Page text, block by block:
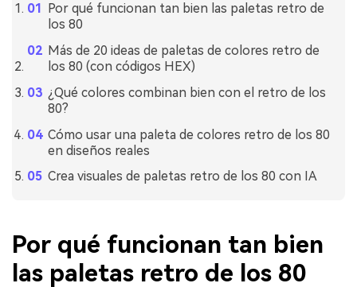
Por qué funcionan tan bien las paletas retro de
los 80
Más de 20 ideas de paletas de colores retro de
los 80 (con códigos HEX)
¿Qué colores combinan bien con el retro de los
80?
Cómo usar una paleta de colores retro de los 80
en diseños reales
Crea visuales de paletas retro de los 80 con IA
Por qué funcionan tan bien
las paletas retro de los 80